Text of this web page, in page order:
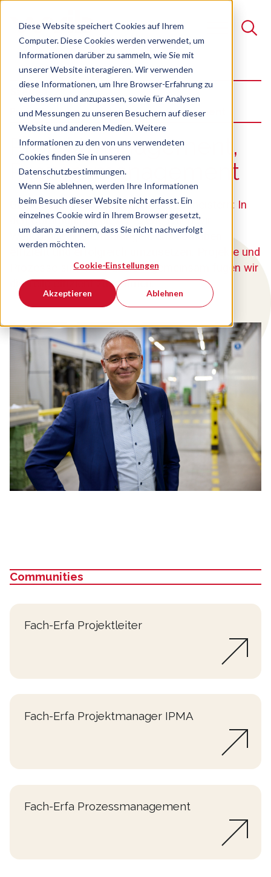
Diese Website speichert Cookies auf Ihrem
Computer. Diese Cookies werden verwendet, um
Informationen darüber zu sammeln, wie Sie mit
unserer Website interagieren. Wir verwenden
diese Informationen, um Ihre Browser-Erfahrung zu
verbessern und anzupassen, sowie für Analysen
und Messungen zu unseren Besuchern auf dieser
Website und anderen Medien. Weitere
Informationen zu den von uns verwendeten
Cookies finden Sie in unseren
Datenschutzbestimmungen.
Wenn Sie ablehnen, werden Ihre Informationen
beim Besuch dieser Website nicht erfasst. Ein
einzelnes Cookie wird in Ihrem Browser gesetzt,
um daran zu erinnern, dass Sie nicht nachverfolgt
werden möchten.
Cookie-Einstellungen
Akzeptieren Ablehnen
Suche
Es gibt keine Vorschläge, da das Suchfeld leer ist.
Projektmanagement, Prozessmanagement
Projekt­mana­ge­ment,
Prozess­mana­gement
Gemeinsam Projekte und Prozesse meistern: In
den Communities dieser Szene teilen wir
Werkzeuge und Erfahrungen, um Vorhaben
effizient und erfolgreich umzusetzen. Projekte und
Prozesse sind wie Puzzle – gemeinsam fügen wir
die Teile effizient zusammen.
Communities
:
Fach-Erfa Projektleiter
Fach-Erfa Projektmanager IPMA
Fach-Erfa Prozessmanagement